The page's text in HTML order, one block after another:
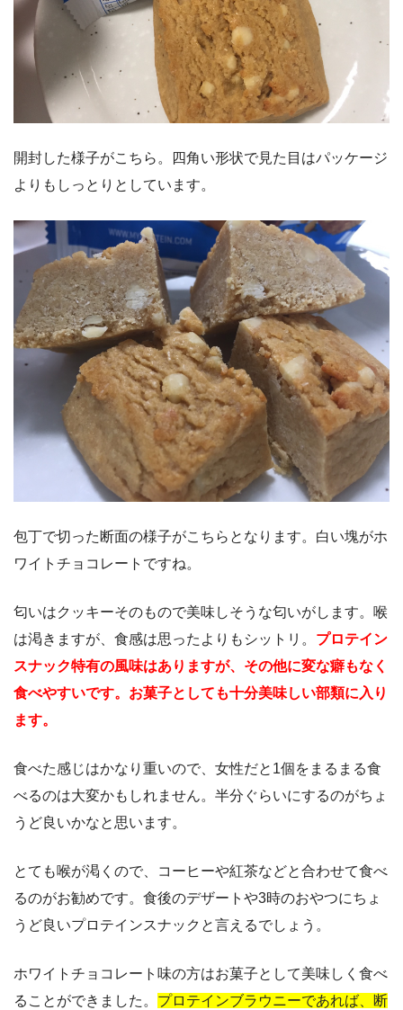
開封した様子がこちら。四角い形状で見た目はパッケージ
よりもしっとりとしています。
包丁で切った断面の様子がこちらとなります。白い塊がホ
ワイトチョコレートですね。
匂いはクッキーそのもので美味しそうな匂いがします。喉
は渇きますが、食感は思ったよりもシットリ。 プロテイン
スナック特有の風味はありますが、その他に変な癖もなく
食べやすいです。お菓子としても十分美味しい部類に入り
ます。
食べた感じはかなり重いので、女性だと1個をまるまる食
べるのは大変かもしれません。半分ぐらいにするのがちょ
うど良いかなと思います。
とても喉が渇くので、コーヒーや紅茶などと合わせて食べ
るのがお勧めです。食後のデザートや3時のおやつにちょ
うど良いプロテインスナックと言えるでしょう。
ホワイトチョコレート味の方はお菓子として美味しく食べ
ることができました。 プロテインブラウニーであれば、断